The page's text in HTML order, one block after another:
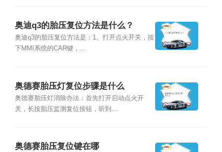
奥迪q3的胎压复位方法是什么？
奥迪q3的胎压复位方法是：1、打开点火开关，按
下MMI系统的CAR键，...
奥德赛胎压灯复位步骤是什么
奥德赛胎压灯消除办法：首先打开启动点火开
关，长按胎压监测复位按钮，听到...
奥德赛胎压复位键在哪